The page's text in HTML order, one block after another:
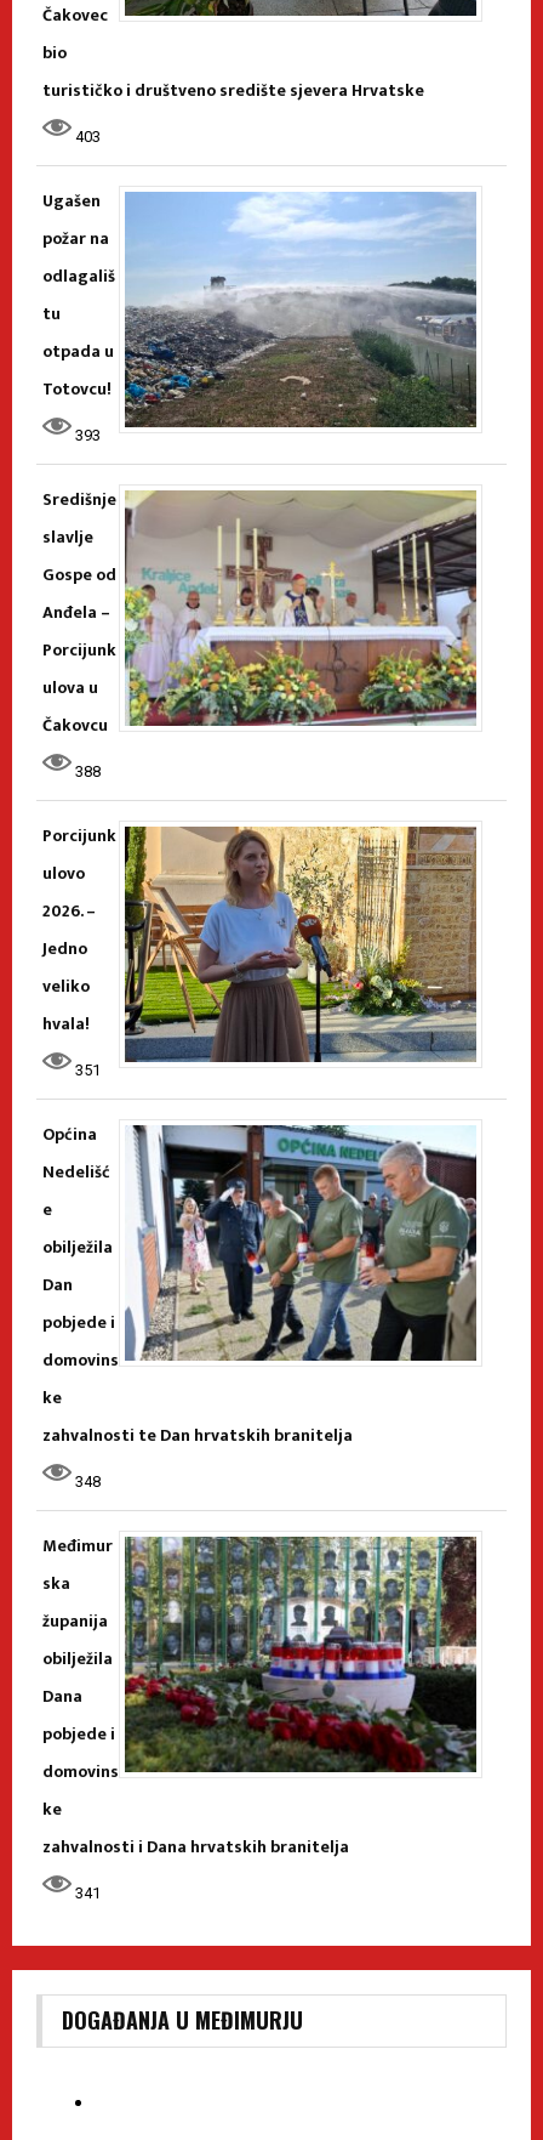
Čakovec
bio
turističko i društveno središte sjevera Hrvatske
403
Ugašen
požar na
odlagališ
tu
otpada u
Totovcu!
393
Središnje
slavlje
Gospe od
Anđela –
Porcijunk
ulova u
Čakovcu
388
Porcijunk
ulovo
2026. –
Jedno
veliko
hvala!
351
Općina
Nedelišć
e
obilježila
Dan
pobjede i
domovins
ke
zahvalnosti te Dan hrvatskih branitelja
348
Međimur
ska
županija
obilježila
Dana
pobjede i
domovins
ke
zahvalnosti i Dana hrvatskih branitelja
341
DOGAĐANJA U MEĐIMURJU